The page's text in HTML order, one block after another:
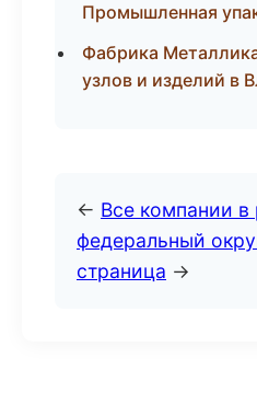
Промышленная
Фабрика
узлов и изделий в
← Все компании
федеральный
страница →